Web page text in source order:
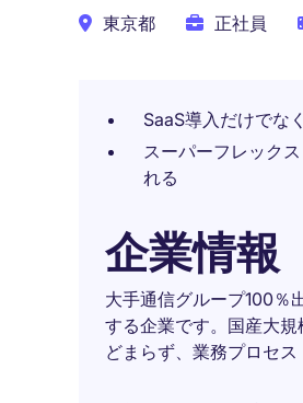
東京都 正社員
SaaS導入だけでな
スーパーフレック
れる
企業情報
大手通信グループ100％
する企業です。国産大
どまらず、業務プロセ